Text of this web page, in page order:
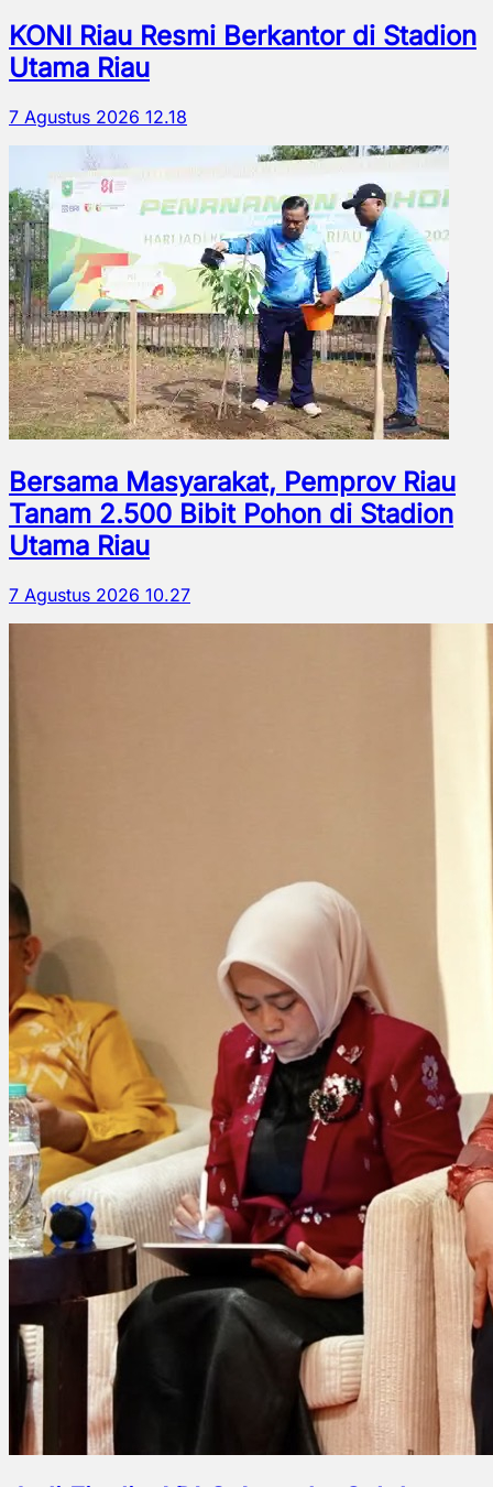
KONI Riau Resmi Berkantor di Stadion
Utama Riau
7 Agustus 2026 12.18
Bersama Masyarakat, Pemprov Riau
Tanam 2.500 Bibit Pohon di Stadion
Utama Riau
7 Agustus 2026 10.27